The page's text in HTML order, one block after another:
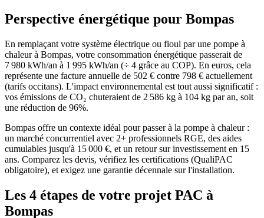
Perspective énergétique pour Bompas
En remplaçant votre système électrique ou fioul par une pompe à
chaleur à Bompas, votre consommation énergétique passerait de
7 980 kWh/an à 1 995 kWh/an (÷ 4 grâce au COP). En euros, cela
représente une facture annuelle de 502 € contre 798 € actuellement
(tarifs occitans). L'impact environnemental est tout aussi significatif :
vos émissions de CO₂ chuteraient de 2 586 kg à 104 kg par an, soit
une réduction de 96%.
Bompas offre un contexte idéal pour passer à la pompe à chaleur :
un marché concurrentiel avec 2+ professionnels RGE, des aides
cumulables jusqu'à 15 000 €, et un retour sur investissement en 15
ans. Comparez les devis, vérifiez les certifications (QualiPAC
obligatoire), et exigez une garantie décennale sur l'installation.
Les 4 étapes de votre projet PAC à
Bompas